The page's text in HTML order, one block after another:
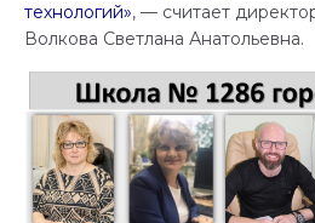
технологий», — считает
Волкова Светлана Анатольевна.